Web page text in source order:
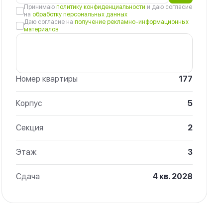
Принимаю политику конфиденциальности и даю согласие
на обработку персональных данных
Даю согласие на получение рекламно-информационных
материалов
Номер квартиры 177
Корпус 5
Секция 2
Этаж 3
Сдача 4 кв. 2028